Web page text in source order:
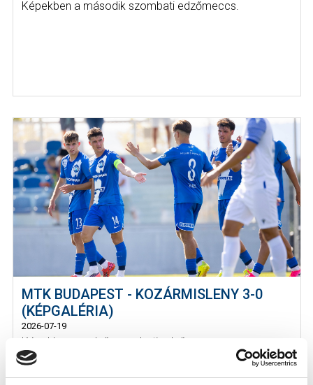
Képekben a második szombati edzőmeccs.
MTK BUDAPEST - KOZÁRMISLENY 3-0
(KÉPGALÉRIA)
2026-07-19
Képekben az első szombati edzőmeccs.